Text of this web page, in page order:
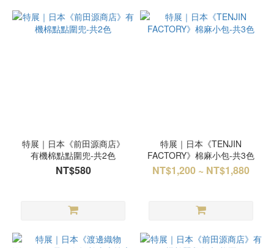
特展｜日本《前田源商店》
有機棉點點圍兜-共2色
NT$580
特展｜日本《TENJIN
FACTORY》棉麻小包-共3色
NT$1,200 ~ NT$1,880